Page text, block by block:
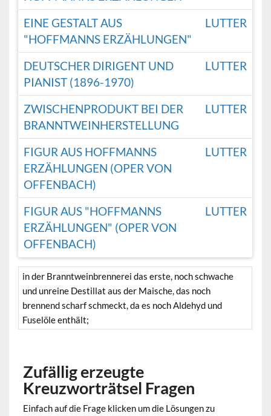
EINE GESTALT AUS
"HOFFMANNS ERZÄHLUNGEN"
LUTTER
DEUTSCHER DIRIGENT UND
PIANIST (1896-1970)
LUTTER
ZWISCHENPRODUKT BEI DER
BRANNTWEINHERSTELLUNG
LUTTER
FIGUR AUS HOFFMANNS
ERZÄHLUNGEN (OPER VON
OFFENBACH)
LUTTER
FIGUR AUS "HOFFMANNS
ERZÄHLUNGEN" (OPER VON
OFFENBACH)
LUTTER
in der Branntweinbrennerei das erste, noch schwache
und unreine Destillat aus der Maische, das noch
brennend scharf schmeckt, da es noch Aldehyd und
Fuselöle enthält;
Zufällig erzeugte
Kreuzworträtsel Fragen
Einfach auf die Frage klicken um die Lösungen zu